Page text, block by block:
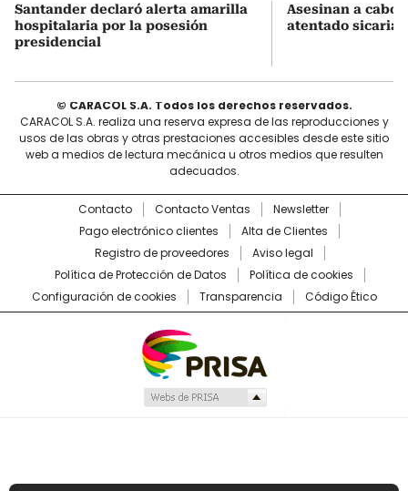
Santander declaró alerta amarilla
hospitalaria por la posesión
presidencial
Asesinan a cabo
atentado sicarial
© CARACOL S.A. Todos los derechos reservados.
CARACOL S.A. realiza una reserva expresa de las reproducciones y
usos de las obras y otras prestaciones accesibles desde este sitio
web a medios de lectura mecánica u otros medios que resulten
adecuados.
Contacto Contacto Ventas
Newsletter
Pago electrónico clientes
Alta de Clientes
Registro de proveedores
Aviso legal
Política de Protección de Datos
Política de cookies
Configuración de cookies
Transparencia Código Ético